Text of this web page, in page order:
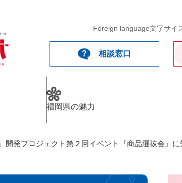
Foreign language文字サイ
相談窓口
福岡県の魅力
開発プロジェクト第２回イベント『商品選抜会』に